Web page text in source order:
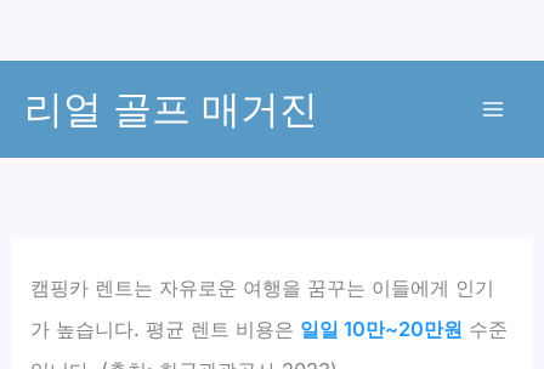
리얼 골프 매거진
캠핑카 렌트는 자유로운 여행을 꿈꾸는 이들에게 인기
가 높습니다. 평균 렌트 비용은 일일 10만~20만원 수준